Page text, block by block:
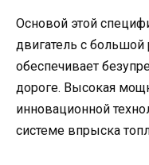
Основой этой
двигатель с
обеспечивает
дороге. Высокая
инновационной
системе впрыска